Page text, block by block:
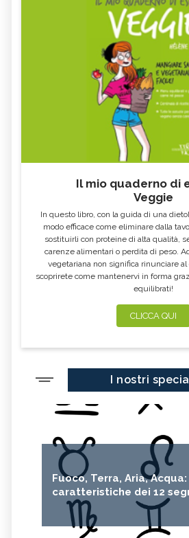
Il mio quaderno di
Veggie
In questo libro, con la guida di una
modo efficace come eliminare dalla
sostituirli con proteine di alta qualità,
carenze alimentari o perdita di peso.
vegetariana non significa rinunciare al
scoprirete come mantenervi in forma
equilibrati!
CLICCA QUI
I nostri
Fuoco, Terra, Aria,
caratteristiche dei 12